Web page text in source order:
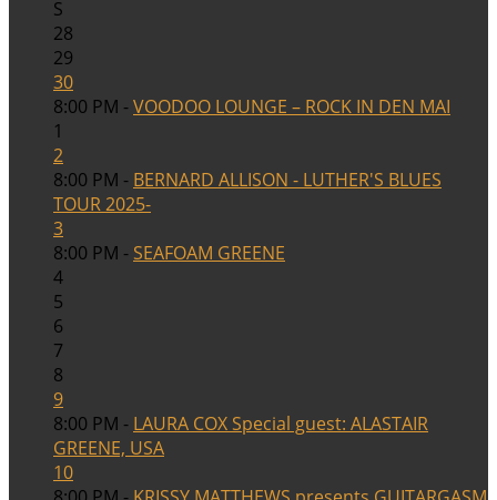
S
28
29
30
8:00 PM -VOODOO LOUNGE – ROCK IN DEN MAI
1
2
8:00 PM - BERNARD ALLISON - LUTHER'S BLUES
TOUR 2025-
3
8:00 PM - SEAFOAM GREENE
4
5
6
7
8
9
8:00 PM - LAURA COX Special guest: ALASTAIR
GREENE, USA
10